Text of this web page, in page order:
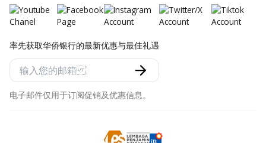
率先获取华侨银行的最新优惠与最佳礼遇
电子邮件仅用于订阅促销及优惠信息。